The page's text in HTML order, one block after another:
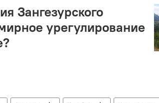
Зангезурского
урегулирование